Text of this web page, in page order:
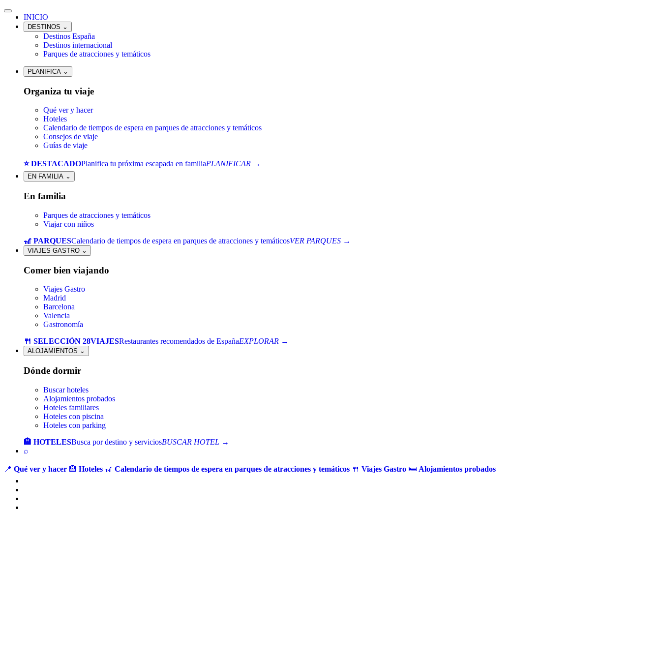
INICIO
DESTINOS ⌄
Destinos España
Destinos internacional
Parques de atracciones y temáticos
PLANIFICA ⌄
Organiza tu viaje
Qué ver y hacer
Hoteles
Calendario de tiempos de espera en parques de atracciones y temáticos
Consejos de viaje
Guías de viaje
⭐ DESTACADOPlanifica tu próxima escapada en familiaPLANIFICAR →
EN FAMILIA ⌄
En familia
Parques de atracciones y temáticos
Viajar con niños
🎢 PARQUESCalendario de tiempos de espera en parques de atracciones y temáticosVER PARQUES →
VIAJES GASTRO ⌄
Comer bien viajando
Viajes Gastro
Madrid
Barcelona
Valencia
Gastronomía
🍴 SELECCIÓN 28VIAJESRestaurantes recomendados de EspañaEXPLORAR →
ALOJAMIENTOS ⌄
Dónde dormir
Buscar hoteles
Alojamientos probados
Hoteles familiares
Hoteles con piscina
Hoteles con parking
🏨 HOTELESBusca por destino y serviciosBUSCAR HOTEL →
⌕
📍 Qué ver y hacer 🏨 Hoteles 🎢 Calendario de tiempos de espera en parques de atracciones y temáticos 🍴 Viajes Gastro 🛏️ Alojamientos probados
contenido